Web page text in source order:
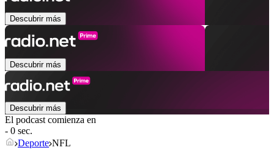
Descubrir más
Descubrir más
Descubrir más
El podcast comienza en
- 0 sec.
Deporte NFL